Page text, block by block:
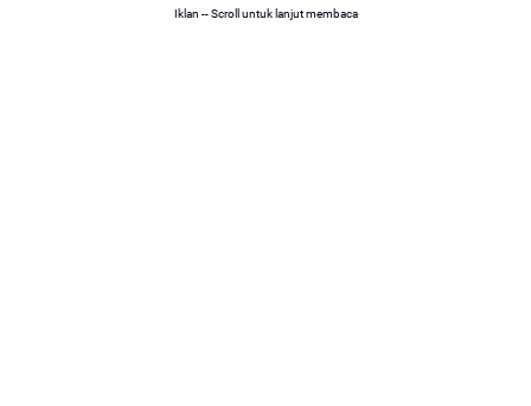
Iklan -- Scroll untuk lanjut membaca